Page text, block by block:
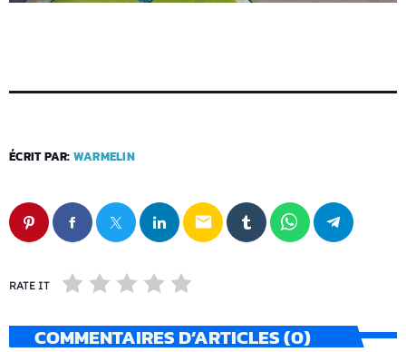
ÉCRIT PAR: WARMELIN
email
RATE IT
COMMENTAIRES D’ARTICLES (0)